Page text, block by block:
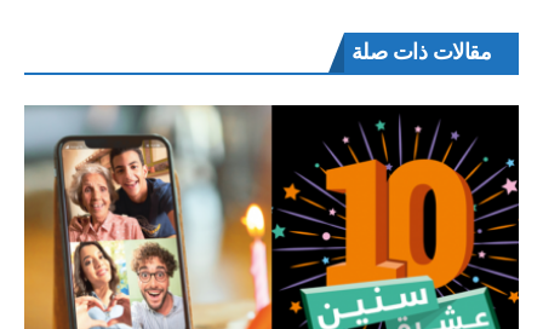
مقالات ذات صلة